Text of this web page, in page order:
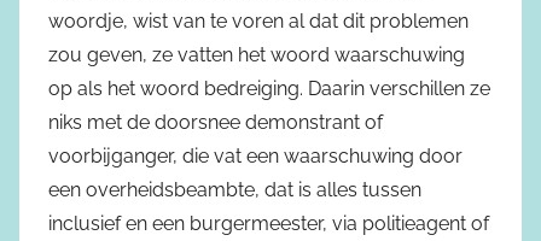
woordje, wist van te voren al dat dit problemen
zou geven, ze vatten het woord waarschuwing
op als het woord bedreiging. Daarin verschillen ze
niks met de doorsnee demonstrant of
voorbijganger, die vat een waarschuwing door
een overheidsbeambte, dat is alles tussen
inclusief en een burgermeester, via politieagent of